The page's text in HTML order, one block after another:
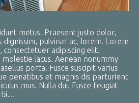
metus. Praesent justo dolor,
dignissim, pulvinar ac, lorem. Lorem
consectetuer adipiscing elit.
lacus. Aenean nonummy
porta. Fusce suscipit varius
penatibus et magnis dis parturient
mus. Nulla dui. Fusce feugiat